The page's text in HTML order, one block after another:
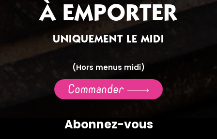
À EMPORTER
UNIQUEMENT LE MIDI
(Hors menus midi)
Commander
Abonnez-vous